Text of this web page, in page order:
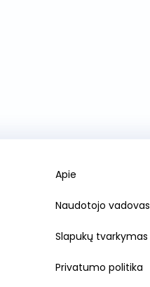
Apie
Naudotojo vadovas
Slapukų tvarkymas
Privatumo politika